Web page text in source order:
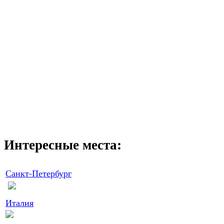
Интересные места:
Санкт-Петербург
Италия